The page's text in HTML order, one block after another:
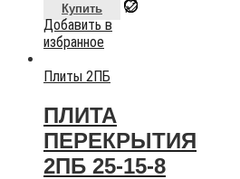
Купить
Добавить в
избранное
Плиты 2ПБ
ПЛИТА
ПЕРЕКРЫТИЯ
2ПБ 25-15-8